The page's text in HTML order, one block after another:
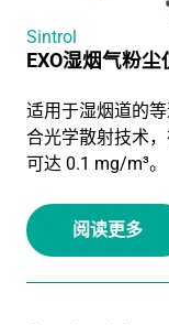
Sintrol
EXO湿烟气粉尘
适用于湿烟道的
合光学散射技术
可达 0.1 mg/m³。
阅读更多